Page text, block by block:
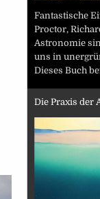
Fantastische
Proctor,
Astronomie
uns in
Dieses Buch
Die Praxis der